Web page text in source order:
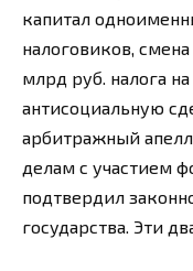
капитал
налоговиков,
млрд руб. налога
антисоциальную
арбитражный
делам с участием
подтвердил
государства. Эти